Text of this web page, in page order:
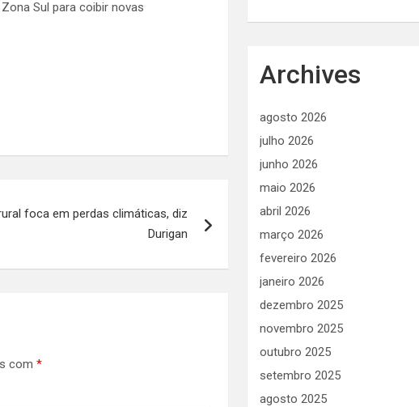
Sul para coibir novas
foca em perdas climáticas, diz
Durigan
com *
Archives
agosto 2026
julho 2026
junho 2026
maio 2026
abril 2026
março 2026
fevereiro 2026
janeiro 2026
dezembro 2025
novembro 2025
outubro 2025
setembro 2025
agosto 2025